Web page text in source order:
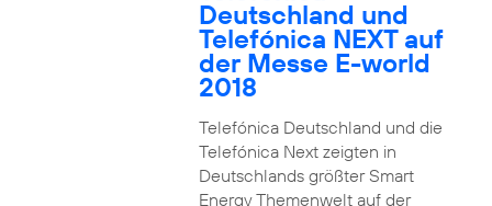
Deutschland und
Telefónica NEXT auf
der Messe E-world
2018
Telefónica Deutschland und die
Telefónica Next zeigten in
Deutschlands größter Smart
Energy Themenwelt auf der